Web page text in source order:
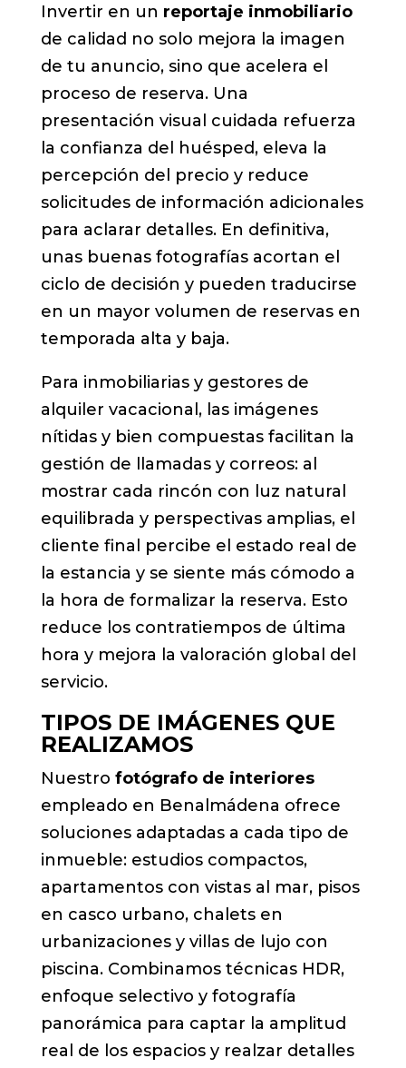
Invertir en un reportaje inmobiliario
de calidad no solo mejora la imagen
de tu anuncio, sino que acelera el
proceso de reserva. Una
presentación visual cuidada refuerza
la confianza del huésped, eleva la
percepción del precio y reduce
solicitudes de información adicionales
para aclarar detalles. En definitiva,
unas buenas fotografías acortan el
ciclo de decisión y pueden traducirse
en un mayor volumen de reservas en
temporada alta y baja.
Para inmobiliarias y gestores de
alquiler vacacional, las imágenes
nítidas y bien compuestas facilitan la
gestión de llamadas y correos: al
mostrar cada rincón con luz natural
equilibrada y perspectivas amplias, el
cliente final percibe el estado real de
la estancia y se siente más cómodo a
la hora de formalizar la reserva. Esto
reduce los contratiempos de última
hora y mejora la valoración global del
servicio.
TIPOS DE IMÁGENES QUE
REALIZAMOS
Nuestro fotógrafo de interiores
empleado en Benalmádena ofrece
soluciones adaptadas a cada tipo de
inmueble: estudios compactos,
apartamentos con vistas al mar, pisos
en casco urbano, chalets en
urbanizaciones y villas de lujo con
piscina. Combinamos técnicas HDR,
enfoque selectivo y fotografía
panorámica para captar la amplitud
real de los espacios y realzar detalles